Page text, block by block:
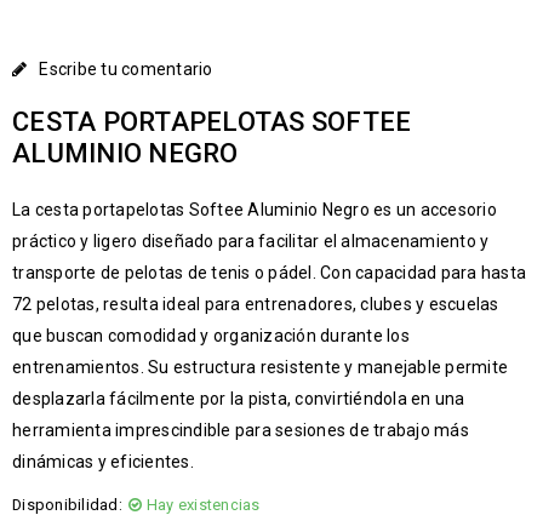
Escribe tu comentario
CESTA PORTAPELOTAS SOFTEE
ALUMINIO NEGRO
La cesta portapelotas Softee Aluminio Negro es un accesorio
práctico y ligero diseñado para facilitar el almacenamiento y
transporte de pelotas de tenis o pádel. Con capacidad para hasta
72 pelotas, resulta ideal para entrenadores, clubes y escuelas
que buscan comodidad y organización durante los
entrenamientos. Su estructura resistente y manejable permite
desplazarla fácilmente por la pista, convirtiéndola en una
herramienta imprescindible para sesiones de trabajo más
dinámicas y eficientes.
Disponibilidad: Hay existencias